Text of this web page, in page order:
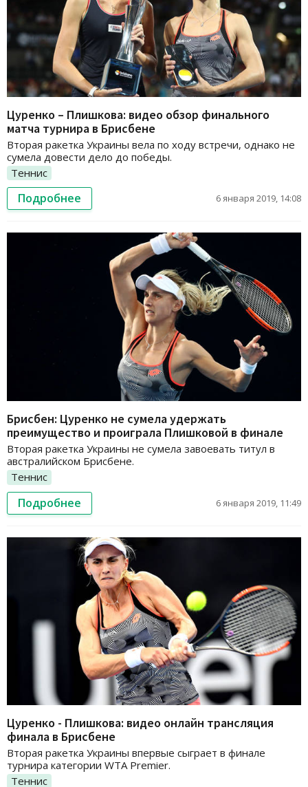
Цуренко – Плишкова: видео обзор финального
матча турнира в Брисбене
Вторая ракетка Украины вела по ходу встречи, однако не
сумела довести дело до победы.
Теннис
Подробнее 6 января 2019, 14:08
Брисбен: Цуренко не сумела удержать
преимущество и проиграла Плишковой в финале
Вторая ракетка Украины не сумела завоевать титул в
австралийском Брисбене.
Теннис
Подробнее 6 января 2019, 11:49
Цуренко - Плишкова: видео онлайн трансляция
финала в Брисбене
Вторая ракетка Украины впервые сыграет в финале
турнира категории WTA Premier.
Теннис